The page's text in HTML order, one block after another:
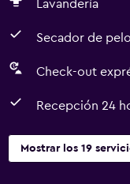
Lavandería
Secador de pelo
Check-out
Recepción 24
Mostrar los 19